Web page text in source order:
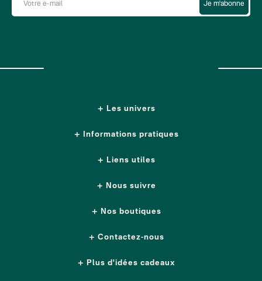
Les univers
Informations pratiques
Liens utiles
Je m'abonne
Nous suivre
Nos boutiques
Contactez-nous
Plus d'idées cadeaux